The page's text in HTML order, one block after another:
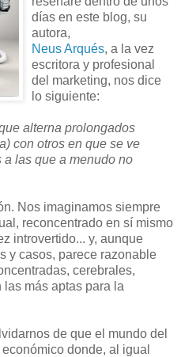
días en este blog, su
autora,
Neus Arqués, a la vez
escritora y profesional
del marketing, nos dice
lo siguiente:
alterna prolongados
con otros en que se ve
las que a menudo no
Nos imaginamos siempre
reconcentrado en sí mismo
introvertido... y, aunque
y casos, parece razonable
cerebrales,
más aptas para la
de que el mundo del
donde, al igual